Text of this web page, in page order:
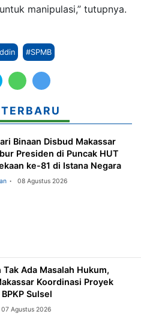
manipulasi,” tutupnya.
#SPMB
Binaan Disbud Makassar
Presiden di Puncak HUT
ke-81 di Istana Negara
08 Agustus 2026
Tak Ada Masalah Hukum,
Koordinasi Proyek
BPKP Sulsel
07 Agustus 2026